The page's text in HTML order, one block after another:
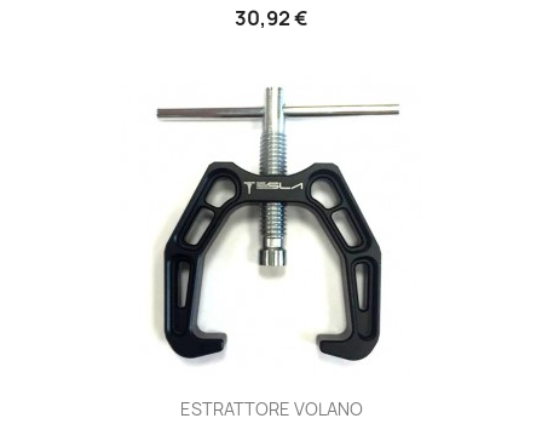
Prezzo
30,92 €
ESTRATTORE VOLANO